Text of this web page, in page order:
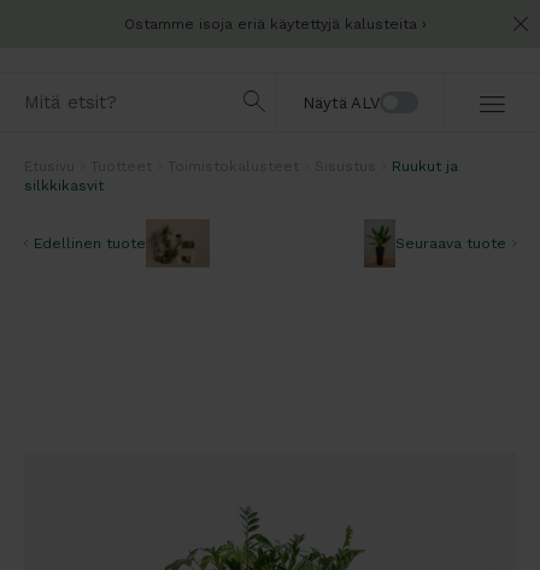
Ostamme isoja eriä käytettyjä kalusteita
Näytä ALV
Ruukut ja
silkkikasvit
Edellinen tuote Seuraava tuote